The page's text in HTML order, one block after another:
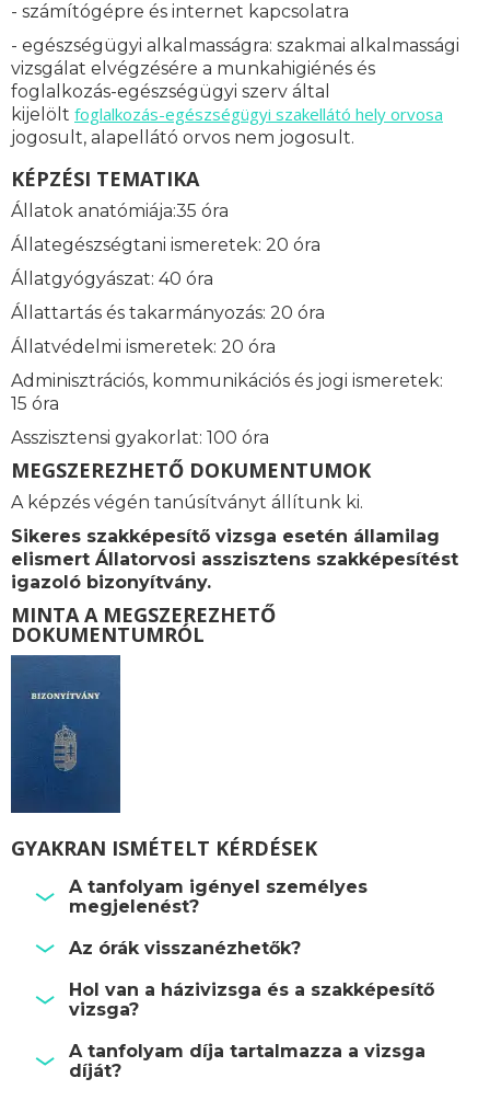
- számítógépre és internet kapcsolatra
- egészségügyi alkalmasságra: szakmai alkalmassági
vizsgálat elvégzésére a munkahigiénés és
foglalkozás-egészségügyi szerv által
kijelölt foglalkozás-egészségügyi szakellátó hely orvosa
jogosult, alapellátó orvos nem jogosult.
KÉPZÉSI TEMATIKA
Állatok anatómiája:35 óra
Állategészségtani ismeretek: 20 óra
Állatgyógyászat: 40 óra
Állattartás és takarmányozás: 20 óra
Állatvédelmi ismeretek: 20 óra
Adminisztrációs, kommunikációs és jogi ismeretek:
15 óra
Asszisztensi gyakorlat: 100 óra
MEGSZEREZHETŐ DOKUMENTUMOK
A képzés végén tanúsítványt állítunk ki.
Sikeres szakképesítő vizsga esetén államilag
elismert Állatorvosi asszisztens szakképesítést
igazoló bizonyítvány.
MINTA A MEGSZEREZHETŐ
DOKUMENTUMRÓL
GYAKRAN ISMÉTELT KÉRDÉSEK
A tanfolyam igényel személyes
megjelenést?
Az órák visszanézhetők?
Hol van a házivizsga és a szakképesítő
vizsga?
A tanfolyam díja tartalmazza a vizsga
díját?